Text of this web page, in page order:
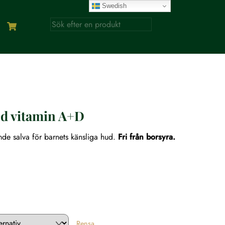
vitamin A+D
salva för barnets känsliga hud. Fri från borsyra.
Swedish